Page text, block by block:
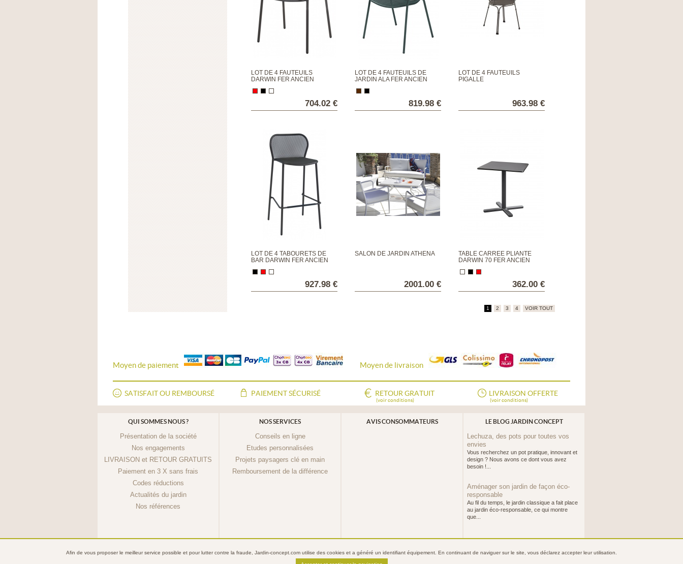
LOT DE 4 FAUTEUILS
DARWIN FER ANCIEN
704.02 €
LOT DE 4 FAUTEUILS DE
JARDIN ALA FER ANCIEN
819.98 €
LOT DE 4 FAUTEUILS
PIGALLE
963.98 €
LOT DE 4 TABOURETS DE
BAR DARWIN FER ANCIEN
927.98 €
SALON DE JARDIN ATHENA
2001.00 €
TABLE CARRÉE PLIANTE
DARWIN 70 FER ANCIEN
362.00 €
1 2 3 4 VOIR TOUT
Moyen de paiement Moyen de livraison
SATISFAIT OU REMBOURSÉ PAIEMENT SÉCURISÉ RETOUR GRATUIT
(voir conditions)
LIVRAISON OFFERTE
(voir conditions)
QUI SOMMES NOUS ?
Présentation de la société
Nos engagements
LIVRAISON et RETOUR GRATUITS
Paiement en 3 X sans frais
Codes réductions
Actualités du jardin
Nos références
NOS SERVICES
Conseils en ligne
Etudes personnalisées
Projets paysagers clé en main
Remboursement de la différence
AVIS CONSOMMATEURS LE BLOG JARDIN CONCEPT
Lechuza, des pots pour toutes vos
envies
Vous recherchez un pot pratique, innovant et
design ? Nous avons ce dont vous avez
besoin !...
Aménager son jardin de façon éco-
responsable
Au fil du temps, le jardin classique a fait place
au jardin éco-responsable, ce qui montre
que...
Afin de vous proposer le meilleur service possible et pour lutter contre la fraude, Jardin-concept.com utilise des cookies et a généré un identifiant équipement. En continuant de naviguer sur le site, vous déclarez accepter leur utilisation.